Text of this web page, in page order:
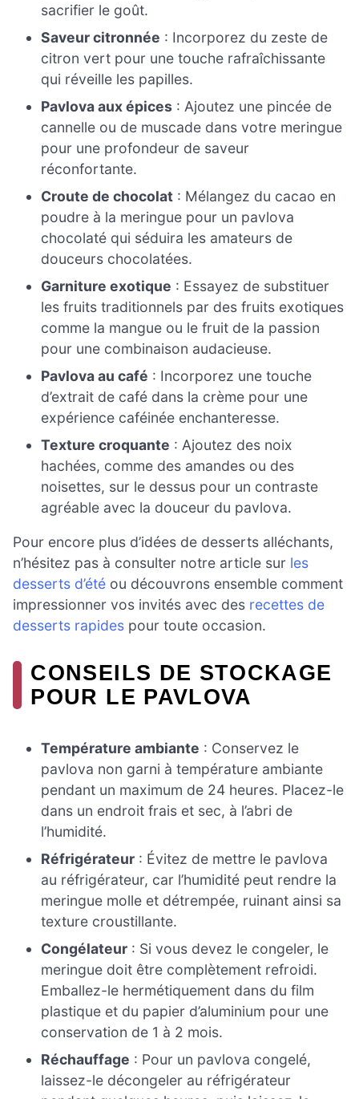
sacrifier le goût.
Saveur citronnée : Incorporez du zeste de
citron vert pour une touche rafraîchissante
qui réveille les papilles.
Pavlova aux épices : Ajoutez une pincée de
cannelle ou de muscade dans votre meringue
pour une profondeur de saveur
réconfortante.
Croute de chocolat : Mélangez du cacao en
poudre à la meringue pour un pavlova
chocolaté qui séduira les amateurs de
douceurs chocolatées.
Garniture exotique : Essayez de substituer
les fruits traditionnels par des fruits exotiques
comme la mangue ou le fruit de la passion
pour une combinaison audacieuse.
Pavlova au café : Incorporez une touche
d’extrait de café dans la crème pour une
expérience caféinée enchanteresse.
Texture croquante : Ajoutez des noix
hachées, comme des amandes ou des
noisettes, sur le dessus pour un contraste
agréable avec la douceur du pavlova.
Pour encore plus d’idées de desserts alléchants,
n’hésitez pas à consulter notre article sur les
desserts d’été ou découvrons ensemble comment
impressionner vos invités avec des recettes de
desserts rapides pour toute occasion.
CONSEILS DE STOCKAGE
POUR LE PAVLOVA
Température ambiante : Conservez le
pavlova non garni à température ambiante
pendant un maximum de 24 heures. Placez-le
dans un endroit frais et sec, à l’abri de
l’humidité.
Réfrigérateur : Évitez de mettre le pavlova
au réfrigérateur, car l’humidité peut rendre la
meringue molle et détrempée, ruinant ainsi sa
texture croustillante.
Congélateur : Si vous devez le congeler, le
meringue doit être complètement refroidi.
Emballez-le hermétiquement dans du film
plastique et du papier d’aluminium pour une
conservation de 1 à 2 mois.
Réchauffage : Pour un pavlova congelé,
laissez-le décongeler au réfrigérateur